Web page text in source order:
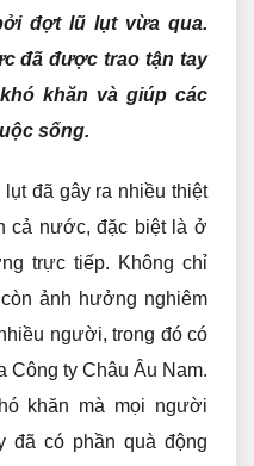
đợt lũ lụt vừa qua.
đã được trao tận tay
khăn và giúp các
sống.
đã gây ra nhiều thiệt
cả nước, đặc biệt là ở
trực tiếp. Không chỉ
ảnh hưởng nghiêm
người, trong đó có
Công ty Châu Âu Nam.
khăn mà mọi người
đã có phần quà động